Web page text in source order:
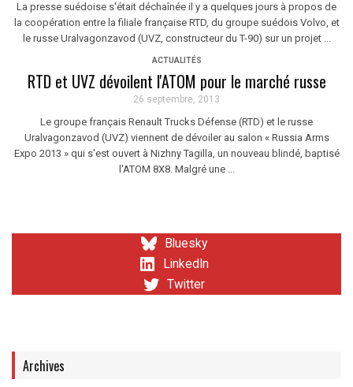
La presse suédoise s'était déchaînée il y a quelques jours à propos de
la coopération entre la filiale française RTD, du groupe suédois Volvo, et
le russe Uralvagonzavod (UVZ, constructeur du T-90) sur un projet ...
ACTUALITÉS
RTD et UVZ dévoilent l'ATOM pour le marché russe
26 septembre, 2013
Le groupe français Renault Trucks Défense (RTD) et le russe
Uralvagonzavod (UVZ) viennent de dévoiler au salon « Russia Arms
Expo 2013 » qui s'est ouvert à Nizhny Tagilla, un nouveau blindé, baptisé
l'ATOM 8X8. Malgré une ...
Bluesky
LinkedIn
Twitter
Archives